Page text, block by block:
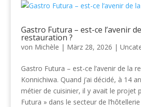
Gastro Futura – est-ce l’avenir
restauration ?
von Michèle | März 28, 2026 |
Gastro Futura – est-ce l’avenir de la
Konnichiwa. Quand j’ai décidé, à 14
métier de cuisinier, il y avait le projet
Futura » dans le secteur de